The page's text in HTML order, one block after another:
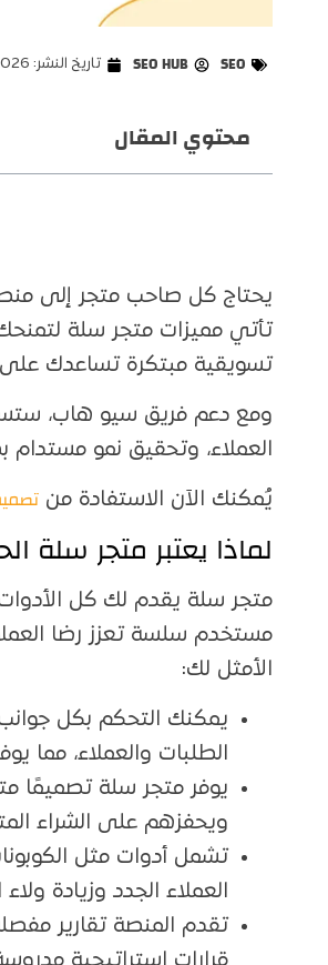
SEO
SEO HUB تاريخ النشر:
محتوي المقال
يحتاج كل صاحب متجر إلى منصة
تأتي مميزات متجر سلة
تسويقية مبتكرة تساعدك على
ومع دعم فريق سيو هاب،
العملاء، وتحقيق نمو مستدام
يُمكنك الآن الاستفادة من
لماذا يعتبر متجر سلة
متجر سلة يقدم لك كل الأدوات
مستخدم سلسة تعزز رضا
الأمثل لك:
يمكنك التحكم بكل
الطلبات والعملاء، مما
يوفر متجر سلة تصميمًا
ويحفزهم على الشراء
تشمل أدوات مثل
العملاء الجدد وزيادة
تقدم المنصة تقارير